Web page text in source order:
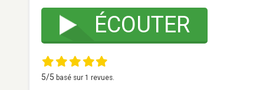
ÉCOUTER
5/5 basé sur 1 revues.